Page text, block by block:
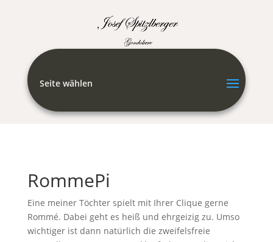
Seite wählen
RommePi
Eine meiner Töchter spielt mit Ihrer Clique gerne
Rommé. Dabei geht es heiß und ehrgeizig zu. Umso
wichtiger ist dann natürlich die zweifelsfreie